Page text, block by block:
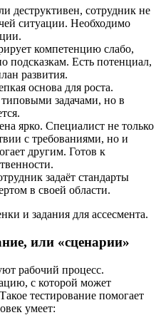
деструктивен, сотрудник не
ситуации. Необходимо
компетенцию слабо,
подсказкам. Есть потенциал,
развития.
основа для роста.
задачами, но в
ярко. Специалист не только
с требованиями, но и
другим. Готов к
задаёт стандарты
в своей области.
и задания для ассесмента.
или «сценарии»
рабочий процесс.
с которой может
тестирование помогает
умеет: